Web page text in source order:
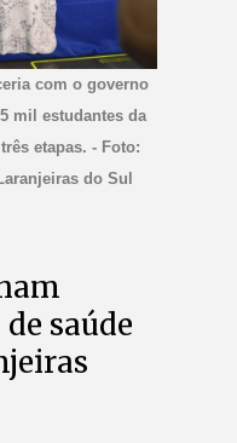
com o governo
mil estudantes da
etapas. - Foto:
do Sul
saúde